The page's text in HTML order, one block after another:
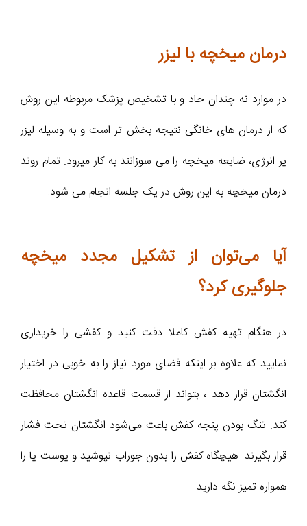
درمان میخچه با لیزر
در موارد نه چندان حاد و با تشخیص پزشک مربوطه این روش
که از درمان های خانگی نتیجه بخش تر است و به وسیله لیزر
پر انرژی، ضایعه میخچه را می سوزانند به کار میرود. تمام روند
درمان میخچه به این روش در یک جلسه انجام می شود.
آیا می‌توان از تشکیل مجدد میخچه
جلوگیری کرد؟
در هنگام تهیه کفش کاملا دقت کنید و کفشی را خریداری
نمایید که علاوه بر اینکه فضای مورد نیاز را به خوبی در اختیار
انگشتان قرار دهد ، بتواند از قسمت قاعده انگشتان محافظت
کند. تنگ بودن پنجه کفش باعث می‌شود انگشتان تحت فشار
قرار بگیرند. هیچگاه کفش را بدون جوراب نپوشید و پوست پا را
همواره تمیز نگه دارید.